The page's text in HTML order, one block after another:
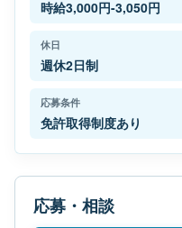
時給3,000円-3,050円
休日
週休2日制
応募条件
免許取得制度あり
応募・相談